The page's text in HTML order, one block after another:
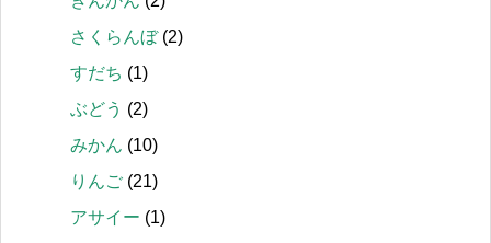
さくらんぼ(2)
すだち (1)
ぶどう (2)
みかん (10)
りんご (21)
アサイー (1)